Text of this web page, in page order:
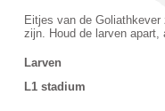
Eitjes van de
zijn. Houd de larven
Larven
L1 stadium